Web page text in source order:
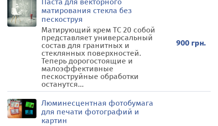
матирования стекла без
пескоструя
Матирующий крем ТС 20 собой
представляет универсальный
состав для гранитных и
стеклянных поверхностей.
Теперь дорогостоящие и
малоэффективные
пескоструйные обработки
останутся...
900 грн.
Люминесцентная фотобумага
для печати фотографий и
картин